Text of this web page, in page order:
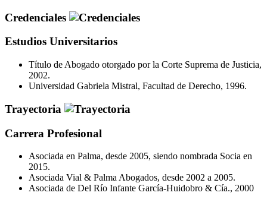
Credenciales
Estudios Universitarios
Título de Abogado otorgado por la Corte Suprema de Justicia,
2002.
Universidad Gabriela Mistral, Facultad de Derecho, 1996.
Trayectoria
Carrera Profesional
Asociada en Palma, desde 2005, siendo nombrada Socia en
2015.
Asociada Vial & Palma Abogados, desde 2002 a 2005.
Asociada de Del Río Infante García-Huidobro & Cía., 2000